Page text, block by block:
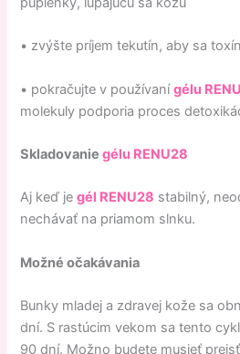
• zvýšte príjem tekutín, aby sa
• pokračujte v používanígélu
molekuly podporia proces
Skladovaniegélu RENU28
Aj keď jegél RENU28 stabilný,
nechávať na priamom slnku.
Možné očakávania
Bunky mladej a zdravej kože sa
dní. S rastúcim vekom sa tento
90 dní. Možno budete musieť